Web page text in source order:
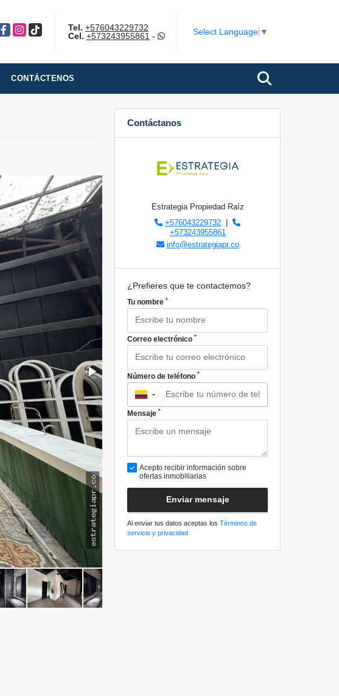
Facebook
Instagram
TikTok Tel. +576043229732
Cel. +573243955861 - Select Language ▼
CONTÁCTENOS
Contáctanos
Estrategia Propiedad Raíz
+576043229732
+573243955861
info@estrategiapr.co
¿Prefieres que te contactemos?
Tu nombre *
Correo electrónico *
Número de teléfono *
▼
Mensaje *
Acepto recibir información sobre
ofertas inmobiliarias
Enviar mensaje
Al enviar tus datos aceptas los Términos de
servicio y privacidad